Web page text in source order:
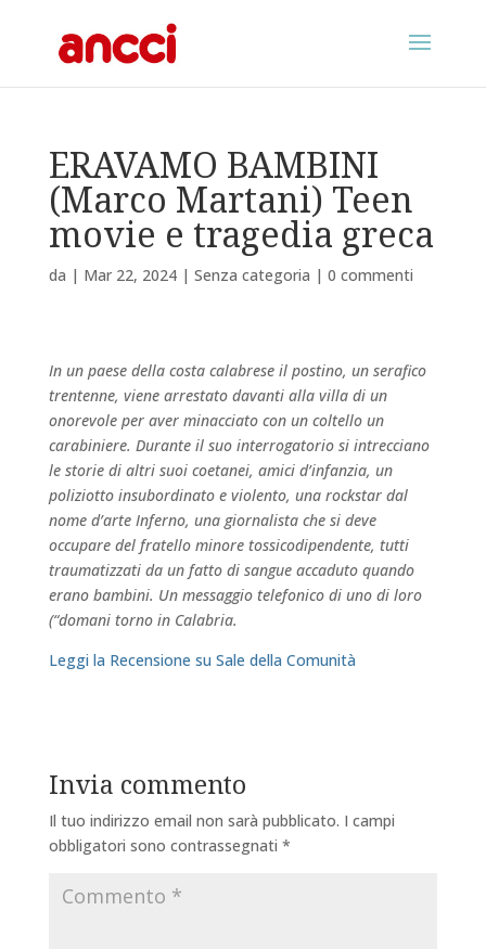
ERAVAMO BAMBINI
(Marco Martani) Teen
movie e tragedia greca
da | Mar 22, 2024| Senza categoria | 0 commenti
In un paese della costa calabrese il postino, un serafico
trentenne, viene arrestato davanti alla villa di un
onorevole per aver minacciato con un coltello un
carabiniere. Durante il suo interrogatorio si intrecciano
le storie di altri suoi coetanei, amici d’infanzia, un
poliziotto insubordinato e violento, una rockstar dal
nome d’arte Inferno, una giornalista che si deve
occupare del fratello minore tossicodipendente, tutti
traumatizzati da un fatto di sangue accaduto quando
erano bambini. Un messaggio telefonico di uno di loro
(“domani torno in Calabria.
Leggi la Recensione su Sale della Comunità
Invia commento
Il tuo indirizzo email non sarà pubblicato. I campi
obbligatori sono contrassegnati *